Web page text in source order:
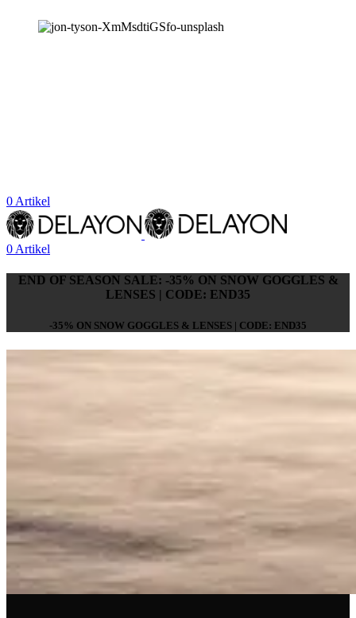
0 Artikel
0 Artikel
END OF SEASON SALE: -35% ON SNOW GOGGLES &
LENSES | CODE: END35
-35% ON SNOW GOGGLES & LENSES | CODE: END35